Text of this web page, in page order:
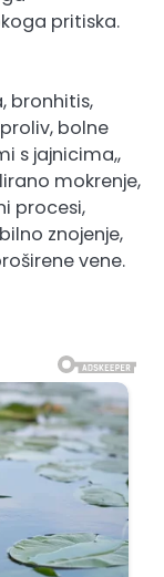
pritiska.
bronhitis,
bolne
s jajnicima,,
mokrenje,
procesi,
znojenje,
vene.